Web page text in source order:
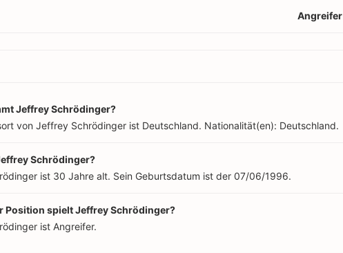
Angreifer
Jeffrey Schrödinger?
von Jeffrey Schrödinger ist Deutschland. Nationalität(en): Deutschland.
Schrödinger?
ist 30 Jahre alt. Sein Geburtsdatum ist der 07/06/1996.
Position spielt Jeffrey Schrödinger?
ist Angreifer.